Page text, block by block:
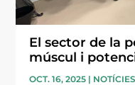
El sector de la
múscul i
OCT. 16, 2025 | NOTÍCIES